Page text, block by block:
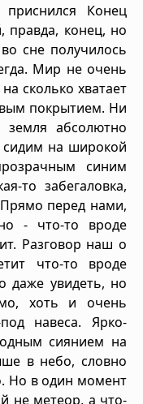
Конец
правда, конец, но
сне получилось
Мир не очень
сколько хватает
покрытием. Ни
земля абсолютно
на широкой
синим
то забегаловка,
перед нами,
- что-то вроде
Разговор наш о
что-то вроде
даже увидеть, но
хоть и очень
навеса. Ярко-
сиянием на
в небо, словно
Но в один момент
не метеор, а что-